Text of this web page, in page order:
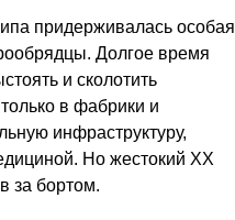
придерживалась особая
Долгое время
и сколотить
в фабрики и
инфраструктуру,
Но жестокий XX
за бортом.